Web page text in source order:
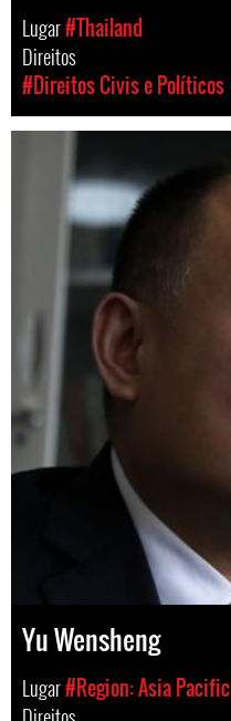
Lugar#Thailand
Direitos
#Direitos Civis e Políticos
Yu Wensheng
Lugar#Region: Asia Pacific